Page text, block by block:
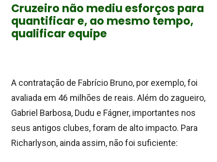
Cruzeiro não mediu esforços para
quantificar e, ao mesmo tempo,
qualificar equipe
A contratação de Fabrício Bruno, por exemplo, foi
avaliada em 46 milhões de reais. Além do zagueiro,
Gabriel Barbosa, Dudu e Fágner, importantes nos
seus antigos clubes, foram de alto impacto. Para
Richarlyson, ainda assim, não foi suficiente: